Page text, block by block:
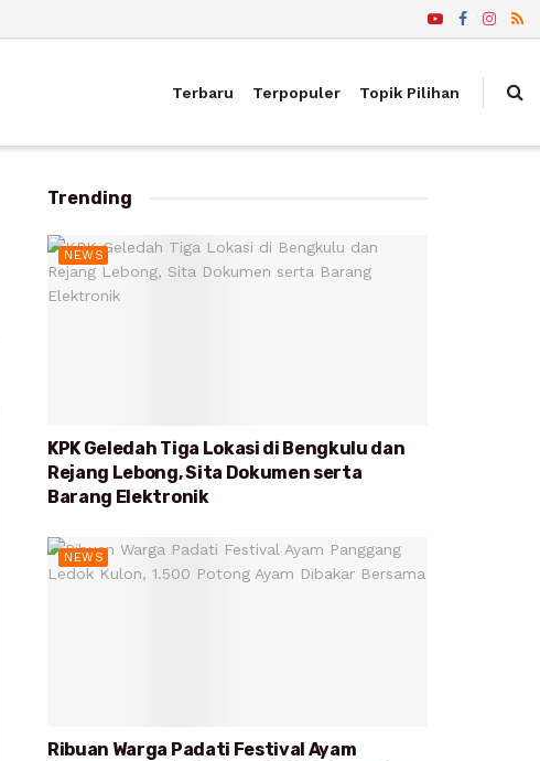
Terbaru Terpopuler Topik Pilihan
Trending
NEWS
KPK Geledah Tiga Lokasi di Bengkulu dan
Rejang Lebong, Sita Dokumen serta
Barang Elektronik
NEWS
Ribuan Warga Padati Festival Ayam